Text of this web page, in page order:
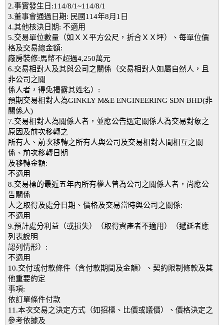
2.事實發生日:114/8/1~114/8/1
3.董事會通過日期: 民國114年8月1日
4.其他核決日期: 不適用
5.交易單位數量（如ＸＸ平方公尺，折合ＸＸ坪）、每單位價
格及交易總金額:
廠房裝修:馬幣不超過4,250萬元
6.交易相對人及其與公司之關係（交易相對人如屬自然人，且
非公司之關
係人者，得免揭露其姓名）:
預期交易相對人為GINKLY M&E ENGINEERING SDN BHD(非
關係人)
7.交易相對人為關係人者，並應公告選定關係人為交易對象之
原因及前次移轉之
所有人、前次移轉之所有人與公司及交易相對人間相互之關
係、前次移轉日期
及移轉金額:
不適用
8.交易標的最近五年內所有權人曾為公司之關係人者，尚應公
告關係
人之取得及處分日期、價格及交易當時與公司之關係:
不適用
9.預計處分利益（或損失）（取得資產者不適用）（遞延者應
列表說明
認列情形）:
不適用
10.交付或付款條件（含付款期間及金額）、契約限制條款及其
他重要約定
事項:
依訂單條件付款
11.本次交易之決定方式（如招標、比價或議價）、價格決定之
參考依據及